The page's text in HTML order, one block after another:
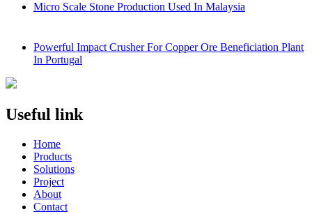
Micro Scale Stone Production Used In Malaysia
Powerful Impact Crusher For Copper Ore Beneficiation Plant
In Portugal
Useful link
Home
Products
Solutions
Project
About
Contact